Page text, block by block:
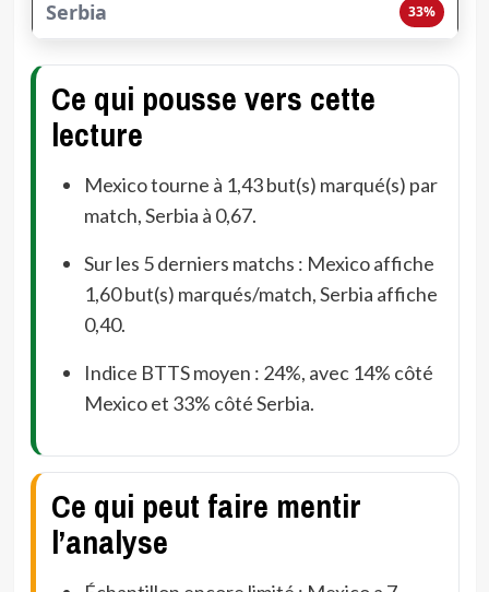
33%
Ce qui pousse vers cette
lecture
Mexico tourne à 1,43 but(s) marqué(s) par
match, Serbia à 0,67.
Sur les 5 derniers matchs : Mexico affiche
1,60 but(s) marqués/match, Serbia affiche
0,40.
Indice BTTS moyen : 24%, avec 14% côté
Mexico et 33% côté Serbia.
Ce qui peut faire mentir
l’analyse